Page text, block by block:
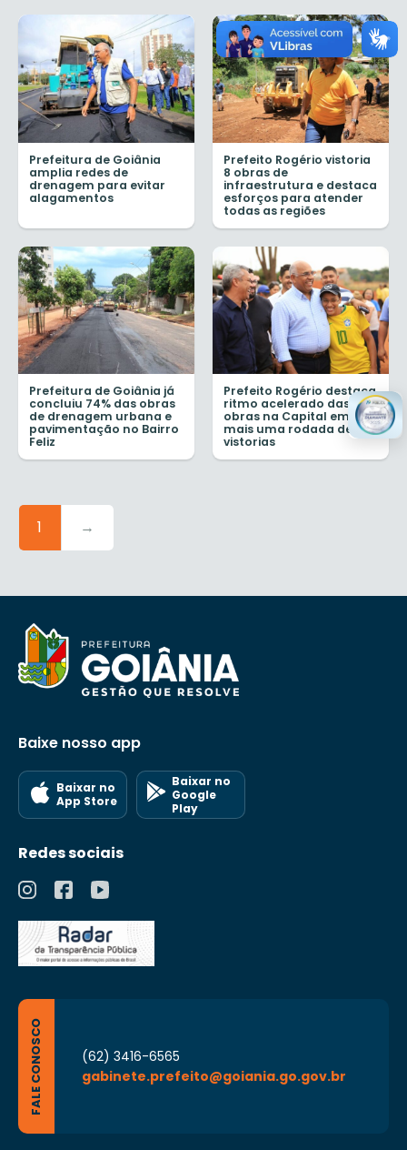
Prefeitura de Goiânia
amplia redes de
drenagem para evitar
alagamentos
Prefeito Rogério vistoria
8 obras de
infraestrutura e destaca
esforços para atender
todas as regiões
Prefeitura de Goiânia já
concluiu 74% das obras
de drenagem urbana e
pavimentação no Bairro
Feliz
Prefeito Rogério destaca
ritmo acelerado das
obras na Capital em
mais uma rodada de
vistorias
1 →
Baixe nosso app
Baixar no
App Store
Baixar no
Google
Play
Redes sociais
FALE CONOSCO
(62) 3416-6565
gabinete.prefeito@goiania.go.gov.br